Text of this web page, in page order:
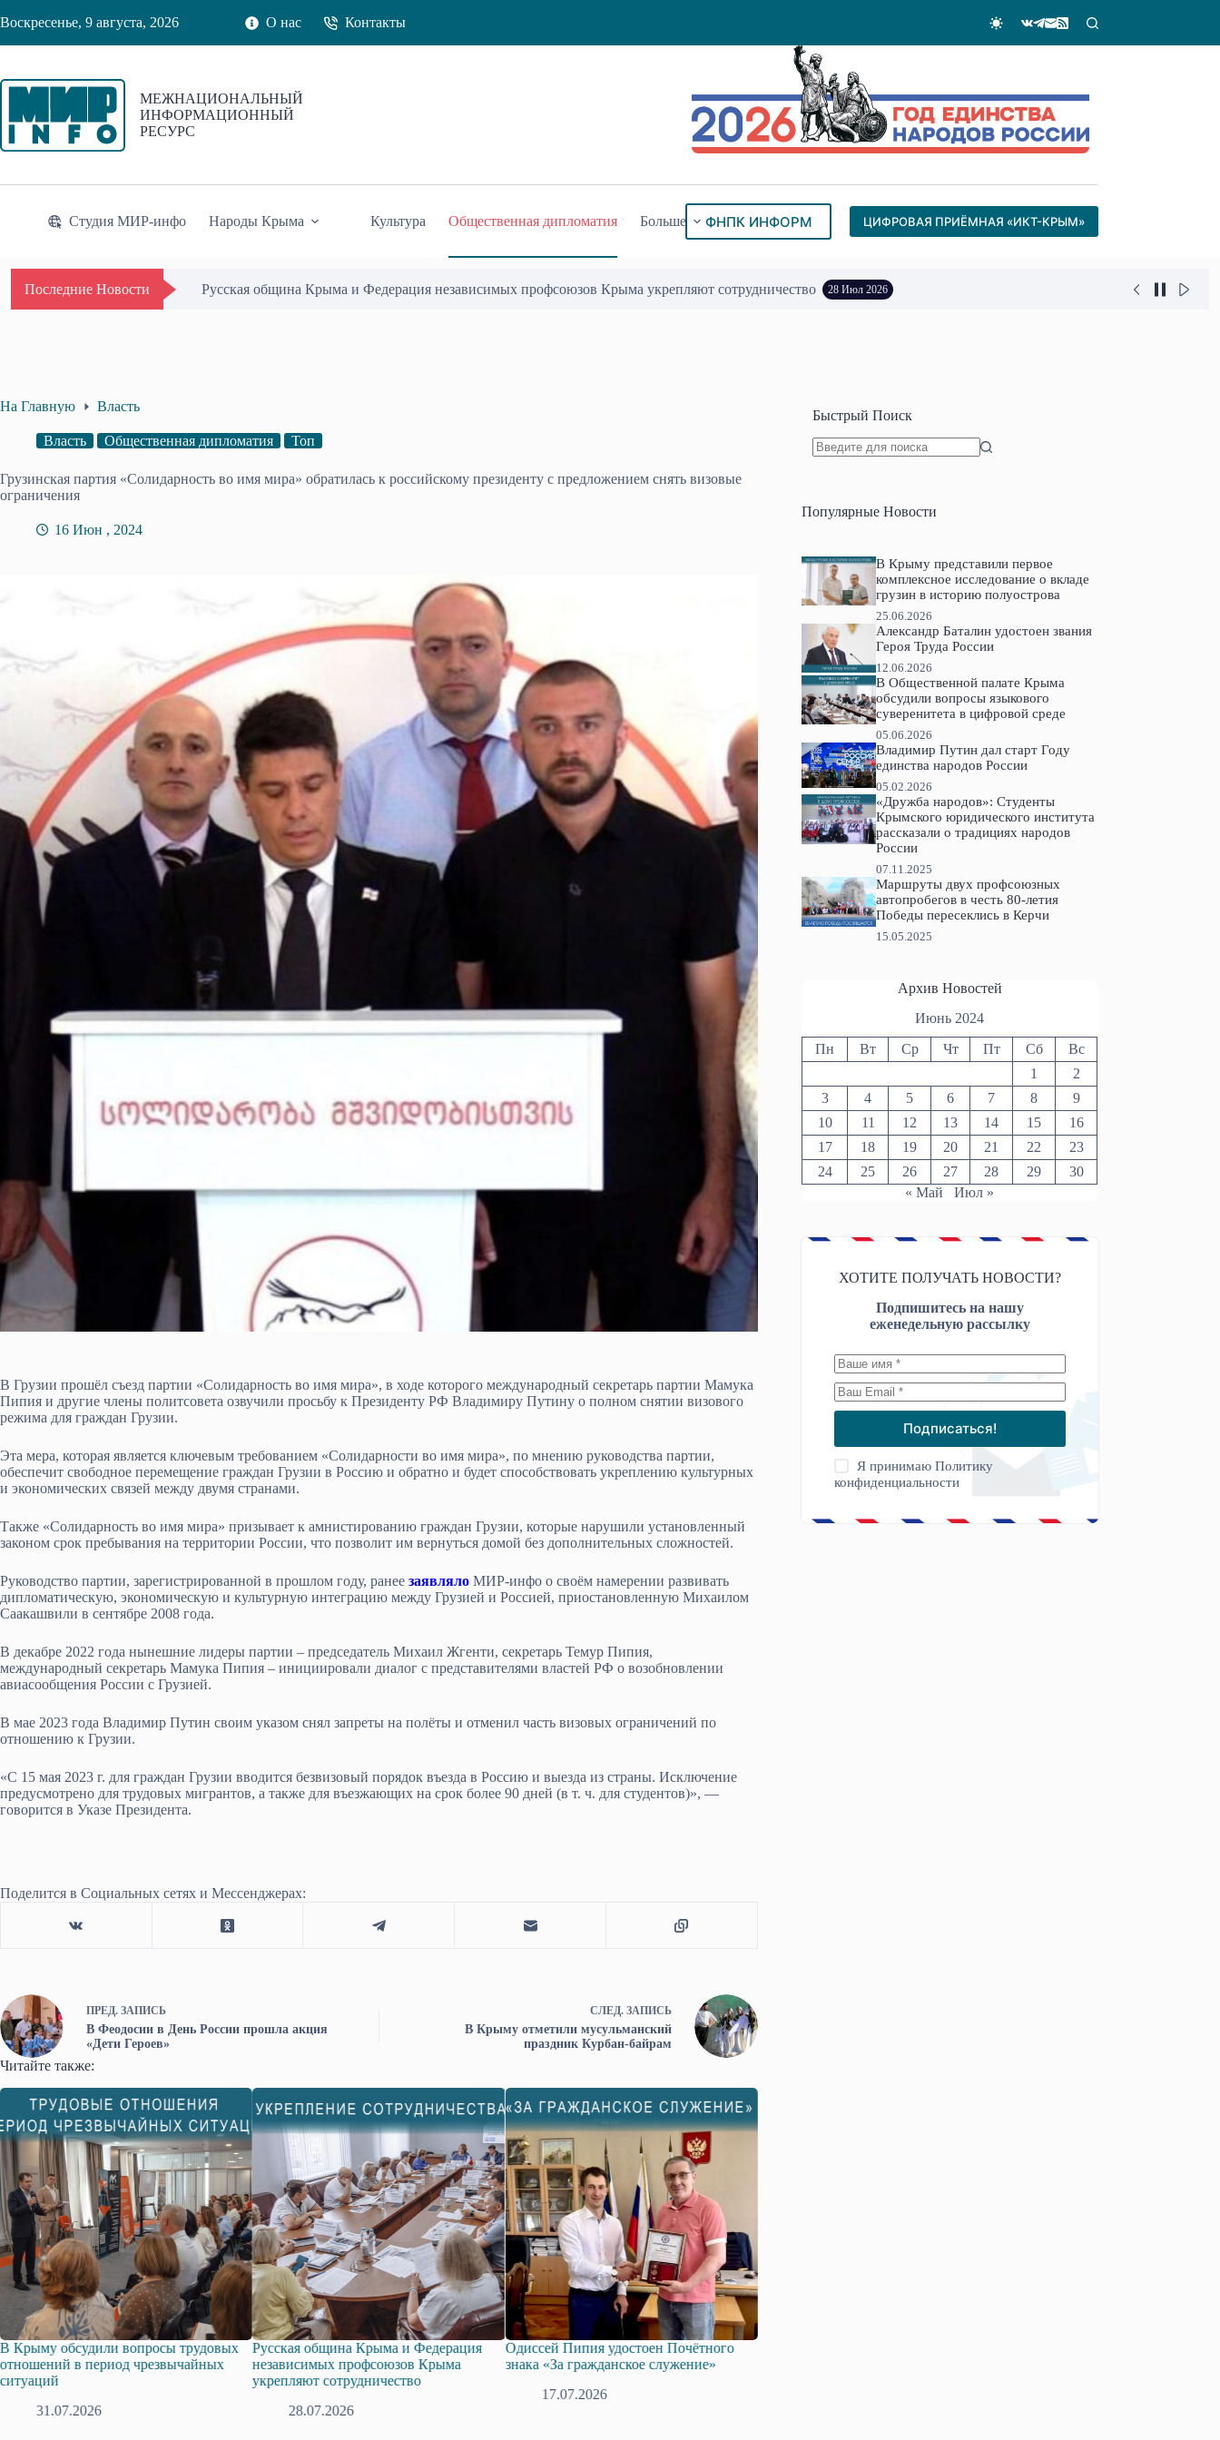
к
Воскресенье, 9 августа, 2026 О нас Контакты
МЕЖНАЦИОНАЛЬНЫЙ
ИНФОРМАЦИОННЫЙ
РЕСУРС
Студия МИР-инфо Народы Крыма Культура Общественная дипломатия Больше ФНПК ИНФОРМ ЦИФРОВАЯ ПРИЁМНАЯ «ИКТ-КРЫМ»
Последние Новости Русская община Крыма и Федерация независимых профсоюзов Крыма укрепляют сотрудничество 28 Июл 2026
На Главную Власть
Власть Общественная дипломатия Топ
Грузинская партия «Солидарность во имя мира» обратилась к российскому президенту с предложением снять визовые
ограничения
16 Июн , 2024
В Грузии прошёл съезд партии «Солидарность во имя мира», в ходе которого международный секретарь партии Мамука
Пипия и другие члены политсовета озвучили просьбу к Президенту РФ Владимиру Путину о полном снятии визового
режима для граждан Грузии.
Эта мера, которая является ключевым требованием «Солидарности во имя мира», по мнению руководства партии,
обеспечит свободное перемещение граждан Грузии в Россию и обратно и будет способствовать укреплению культурных
и экономических связей между двумя странами.
Также «Солидарность во имя мира» призывает к амнистированию граждан Грузии, которые нарушили установленный
законом срок пребывания на территории России, что позволит им вернуться домой без дополнительных сложностей.
Руководство партии, зарегистрированной в прошлом году, ранее заявляло МИР-инфо о своём намерении развивать
дипломатическую, экономическую и культурную интеграцию между Грузией и Россией, приостановленную Михаилом
Саакашвили в сентябре 2008 года.
В декабре 2022 года нынешние лидеры партии – председатель Михаил Жгенти, секретарь Темур Пипия,
международный секретарь Мамука Пипия – инициировали диалог с представителями властей РФ о возобновлении
авиасообщения России с Грузией.
В мае 2023 года Владимир Путин своим указом снял запреты на полёты и отменил часть визовых ограничений по
отношению к Грузии.
«С 15 мая 2023 г. для граждан Грузии вводится безвизовый порядок въезда в Россию и выезда из страны. Исключение
предусмотрено для трудовых мигрантов, а также для въезжающих на срок более 90 дней (в т. ч. для студентов)», —
говорится в Указе Президента.
Поделится в Социальных сетях и Мессенджерах:
ПРЕД. ЗАПИСЬ
В Феодосии в День России прошла акция
«Дети Героев»
СЛЕД. ЗАПИСЬ
В Крыму отметили мусульманский
праздник Курбан-байрам
Читайте также:
Крыму обсудили вопросы трудовых
в период чрезвычайных
31.07.2026
Русская община Крыма и Федерация
независимых профсоюзов Крыма
укрепляют сотрудничество
28.07.2026
Одиссей Пипия удостоен Почётного
знака «За гражданское служение»
17.07.2026
Быстрый Поиск
Популярные Новости
В Крыму представили первое
комплексное исследование о вкладе
грузин в историю полуострова
25.06.2026
Александр Баталин удостоен звания
Героя Труда России
12.06.2026
В Общественной палате Крыма
обсудили вопросы языкового
суверенитета в цифровой среде
05.06.2026
Владимир Путин дал старт Году
единства народов России
05.02.2026
«Дружба народов»: Студенты
Крымского юридического института
рассказали о традициях народов
России
07.11.2025
Маршруты двух профсоюзных
автопробегов в честь 80-летия
Победы пересеклись в Керчи
15.05.2025
Архив Новостей
Июнь 2024
Пн Вт Ср Чт Пт Сб
Вс
1
2
3
4 5 6 7 8
9
10
11 12 13 14 15
16
17
18 19 20 21 22
23
24
25 26 27 28 29
30
« Май
Июл »
ХОТИТЕ ПОЛУЧАТЬ НОВОСТИ?
Подпишитесь на нашу
еженедельную рассылку
Подписаться!
Я принимаюПолитику
конфиденциальности